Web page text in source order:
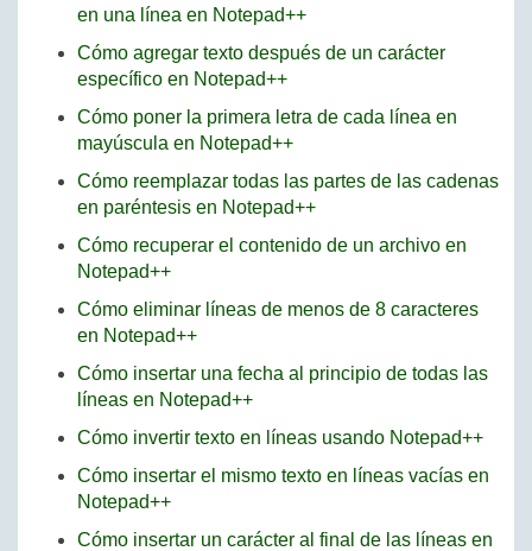
en una línea en Notepad++
Cómo agregar texto después de un carácter
específico en Notepad++
Cómo poner la primera letra de cada línea en
mayúscula en Notepad++
Cómo reemplazar todas las partes de las cadenas
en paréntesis en Notepad++
Cómo recuperar el contenido de un archivo en
Notepad++
Cómo eliminar líneas de menos de 8 caracteres
en Notepad++
Cómo insertar una fecha al principio de todas las
líneas en Notepad++
Cómo invertir texto en líneas usando Notepad++
Cómo insertar el mismo texto en líneas vacías en
Notepad++
Cómo insertar un carácter al final de las líneas en